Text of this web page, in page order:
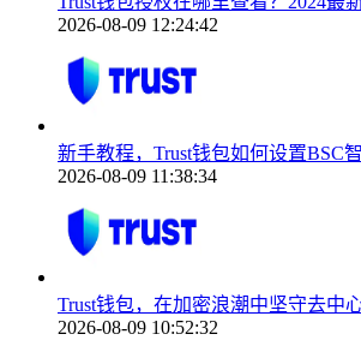
2026-08-09 12:24:42
新手教程，Trust钱包如何设置BSC
2026-08-09 11:38:34
Trust钱包，在加密浪潮中坚守去中
2026-08-09 10:52:32